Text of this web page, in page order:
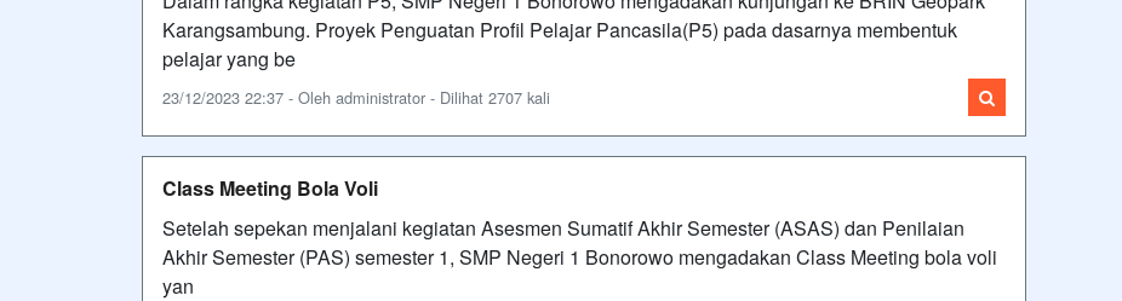
Karangsambung. Proyek Penguatan Profil Pelajar Pancasila(P5) pada dasarnya membentuk
pelajar yang be
23/12/2023 22:37 - Oleh administrator - Dilihat 2707 kali
Class Meeting Bola Voli
Setelah sepekan menjalani kegiatan Asesmen Sumatif Akhir Semester (ASAS) dan Penilaian
Akhir Semester (PAS) semester 1, SMP Negeri 1 Bonorowo mengadakan Class Meeting bola voli
yan